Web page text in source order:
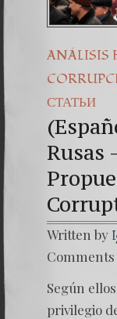
ANÁLISIS
СТАТЬИ
Rusas
Written by
Según
privilegio